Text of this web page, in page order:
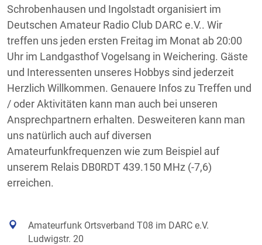
Schrobenhausen und Ingolstadt organisiert im
Deutschen Amateur Radio Club DARC e.V.. Wir
treffen uns jeden ersten Freitag im Monat ab 20:00
Uhr im Landgasthof Vogelsang in Weichering. Gäste
und Interessenten unseres Hobbys sind jederzeit
Herzlich Willkommen. Genauere Infos zu Treffen und
/ oder Aktivitäten kann man auch bei unseren
Ansprechpartnern erhalten. Desweiteren kann man
uns natürlich auch auf diversen
Amateurfunkfrequenzen wie zum Beispiel auf
unserem Relais DB0RDT 439.150 MHz (-7,6)
erreichen.
Amateurfunk Ortsverband T08 im DARC e.V.
Ludwigstr. 20